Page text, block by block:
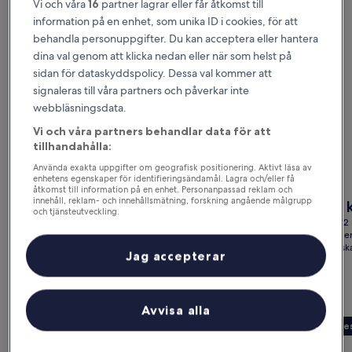
Priset
3 829 kr
3 829 kr
1 915 kr per natt
inklusive skatter och avgifter
Priset
6 543 kr
6 543
för 1 rum,
3 272 kr
inklusive
Weekendresor till Göteborg
Gallery
Carousel
Comfort Hotel City
Se erbjudande för Comfort Hotel City
Gallery
VIP
Hotell
Se
Vi och våra16 partner lagrar eller får åtkomst till
information på en enhet, som unika ID i cookies, för att
behandla personuppgifter. Du kan acceptera eller hantera
dina val genom att klicka nedan eller när som helst på
sidan för dataskyddspolicy. Dessa val kommer att
signaleras till våra partners och påverkar inte
webbläsningsdata.
Vi och våra partners behandlar data för att
tillhandahålla:
Använda exakta uppgifter om geografisk positionering. Aktivt läsa av
enhetens egenskaper för identifieringsändamål. Lagra och/eller få
åtkomst till information på en enhet. Personanpassad reklam och
innehåll, reklam- och innehållsmätning, forskning angående målgrupp
och tjänsteutveckling.
Avvisa alla
Jag accepterar